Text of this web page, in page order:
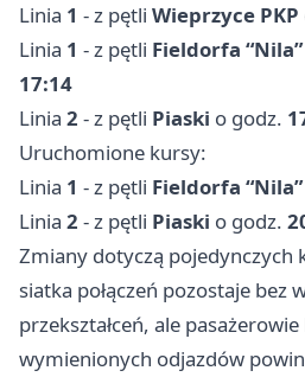
Linia 1 - z pętli Wieprzyce PKP
Linia 1 - z pętli Fieldorfa “Nila”
17:14
Linia 2 - z pętli Piaski o godz.
Uruchomione kursy:
Linia 1 - z pętli Fieldorfa “Nila”
Linia 2 - z pętli Piaski o godz.
Zmiany dotyczą pojedynczych
siatka połączeń pozostaje bez
przekształceń, ale
wymienionych odjazdów